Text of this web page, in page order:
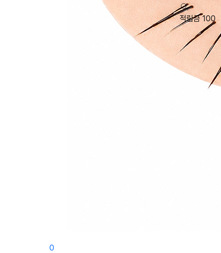
0
적립금 100